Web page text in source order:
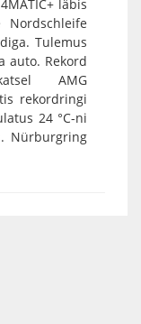
läbis
Nordschleife
Tulemus
auto. Rekord
AMG
rekordringi
24 °C-ni
Nürburgring